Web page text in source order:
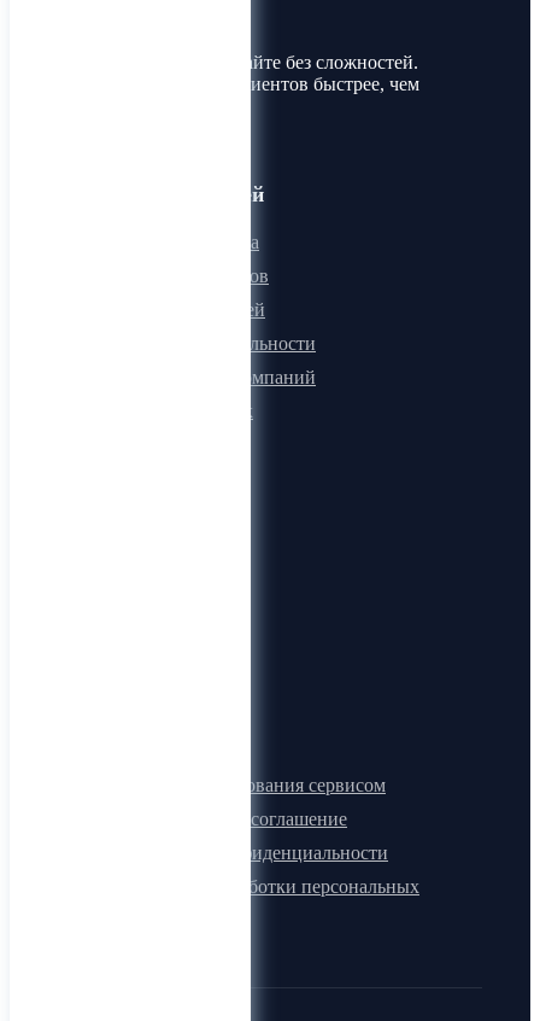
Покупайте и продавайте без сложностей.
Найдите товары и клиентов быстрее, чем
Для пользователей
Онлайн визитка
Для поставщиков
Для покупателей
Программа лояльности
Микроблоги компаний
Быстрый поиск
Правила пользования сервисом
Лицензионное соглашение
Политика конфиденциальности
Политика обработки персональных